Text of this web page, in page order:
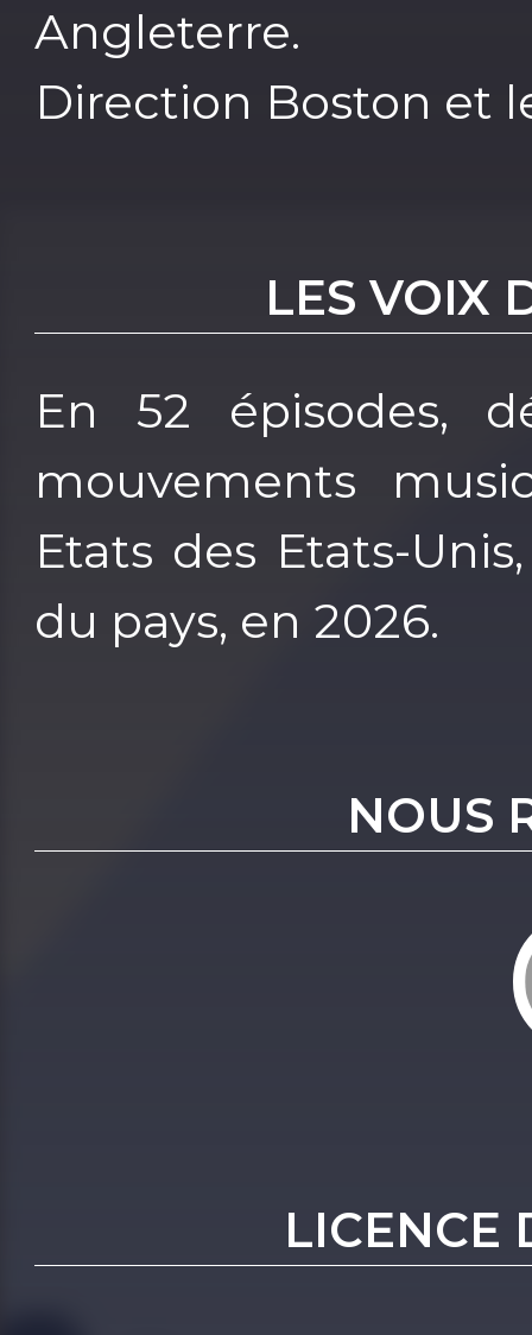
Angleterre.
Direction Boston et
LES VOIX
En 52 épisodes,
mouvements
Etats des Etats-
du pays, en 2026.
NOUS
LICENCE